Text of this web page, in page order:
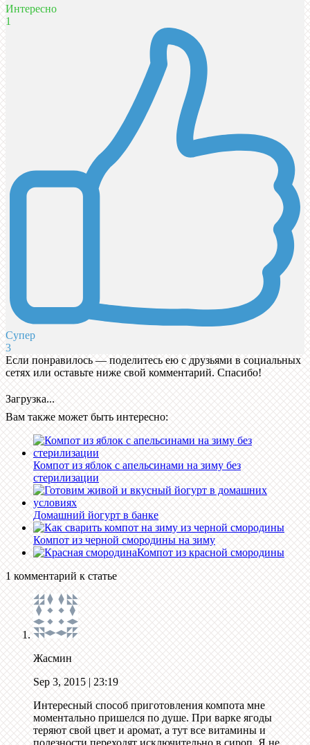
Интересно
1
Супер
3
Если понравилось — поделитесь ею с друзьями в социальных
сетях или оставьте ниже свой комментарий. Спасибо!
Загрузка...
Вам также может быть интересно:
Компот из яблок с апельсинами на зиму без
стерилизации
Домашний йогурт в банке
Компот из черной смородины на зиму
Компот из красной смородины
1 комментарий к статье
Жасмин
Sep 3, 2015| 23:19
Интересный способ приготовления компота мне
моментально пришелся по душе. При варке ягоды
теряют свой цвет и аромат, а тут все витамины и